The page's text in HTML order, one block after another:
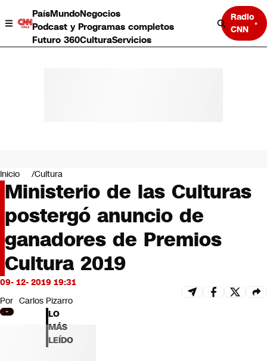
PaísMundoNegocios
Podcast y Programas completos
Futuro 360CulturaServicios
Radio
CNN
Negocios
Deportes
Programas completos
Cultura
Servicios
Bits
CNN Data
CNN tiempo
Futuro 360
Inicio Cultura
Ministerio de las Culturas
postergó anuncio de
ganadores de Premios
Cultura 2019
09- 12- 2019 19:31
Por Carlos Pizarro
LO
MÁS
LEÍDO